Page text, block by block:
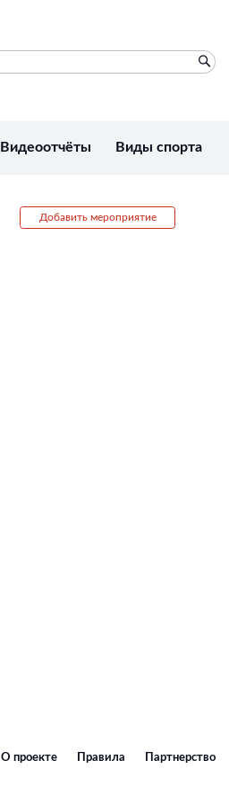
Видеоотчёты Виды спорта
Добавить мероприятие
О проекте Правила Партнерство